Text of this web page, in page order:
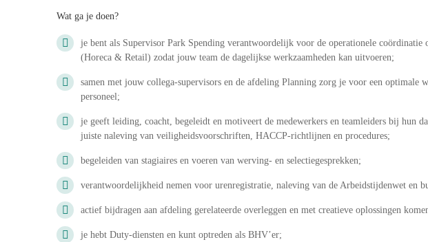
Wat ga je doen?
je bent als Supervisor Park Spending verantwoordelijk voor de operationele coördinatie
(Horeca & Retail) zodat jouw team de dagelijkse werkzaamheden kan uitvoeren;
samen met jouw collega-supervisors en de afdeling Planning zorg je voor een optimale
personeel;
je geeft leiding, coacht, begeleidt en motiveert de medewerkers en teamleiders bij hun
juiste naleving van veiligheidsvoorschriften, HACCP-richtlijnen en procedures;
begeleiden van stagiaires en voeren van werving- en selectiegesprekken;
verantwoordelijkheid nemen voor urenregistratie, naleving van de Arbeidstijdenwet en
actief bijdragen aan afdeling gerelateerde overleggen en met creatieve oplossingen
je hebt Duty-diensten en kunt optreden als BHV’er;